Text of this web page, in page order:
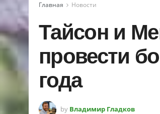
Главная Новости
Тайсон и
провести
года
by Владимир Гладков